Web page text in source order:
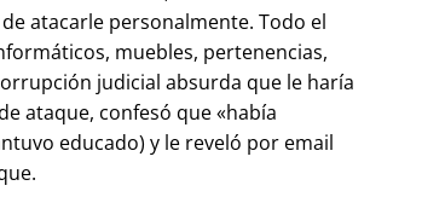
atacarle personalmente. Todo el
muebles, pertenencias,
judicial absurda que le haría
ataque, confesó que había
educado) y le reveló por email